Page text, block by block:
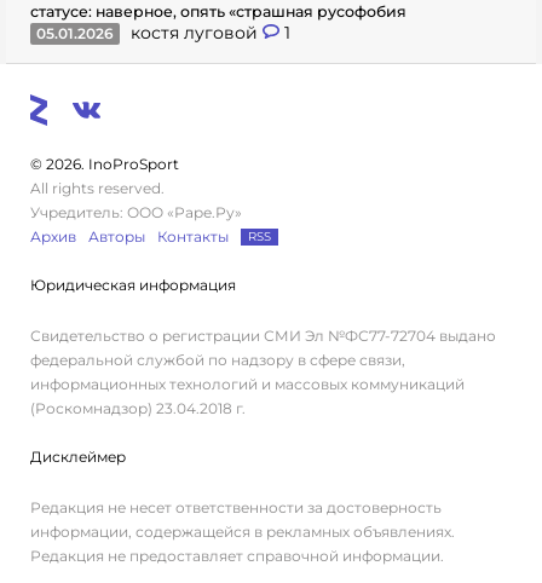
статусе: наверное, опять «страшная русофобия
05.01.2026
костя луговой 1
© 2026. InoProSport
All rights reserved.
Учредитель: ООО «Раре.Ру»
Архив
Авторы Контакты RSS
Юридическая информация
Свидетельство о регистрации СМИ Эл №ФС77-72704 выдано
федеральной службой по надзору в сфере связи,
информационных технологий и массовых коммуникаций
(Роскомнадзор) 23.04.2018 г.
Дисклеймер
Редакция не несет ответственности за достоверность
информации, содержащейся в рекламных объявлениях.
Редакция не предоставляет справочной информации.